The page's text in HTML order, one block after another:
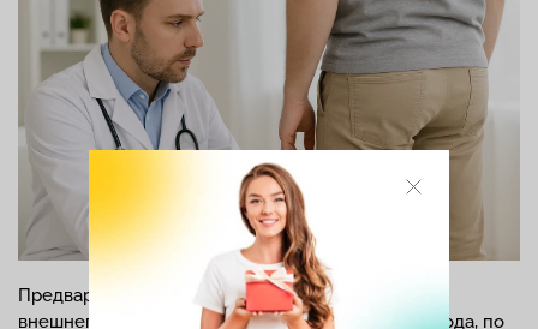
Предварительный диагноз устанавливают после
внешнего осмотра промежности и заднего прохода, по